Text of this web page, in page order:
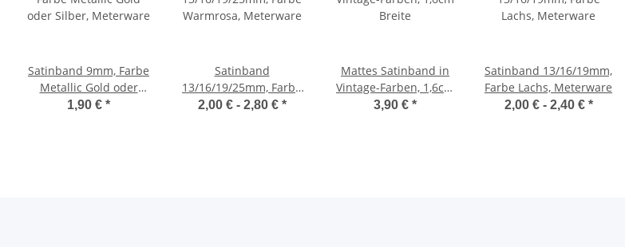
Satinband 9mm, Farbe
Metallic Gold oder
Silber, Meterware
1,90 € *
Satinband
13/16/19/25mm, Farbe
Warmrosa, Meterware
2,00 € - 2,80 € *
Mattes Satinband in
Vintage-Farben, 1,6cm
Breite
3,90 € *
Satinband 13/16/19mm,
Farbe Lachs, Meterware
2,00 € - 2,40 € *